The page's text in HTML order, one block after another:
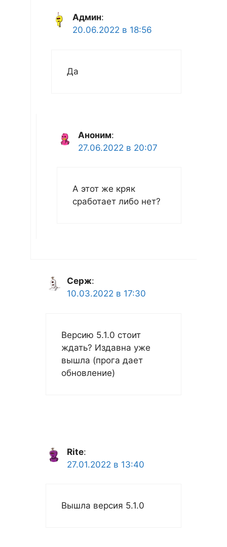
Админ:
20.06.2022 в 18:56
Да
Аноним:
27.06.2022 в 20:07
А этот же кряк
сработает либо нет?
Серж:
10.03.2022 в 17:30
Версию 5.1.0 стоит
ждать? Издавна уже
вышла (прога дает
обновление)
Rite:
27.01.2022 в 13:40
Вышла версия 5.1.0